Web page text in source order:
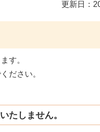
更新日：
す。
ださい。
たしません。